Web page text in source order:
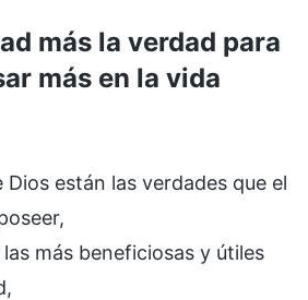
más la verdad para
más en la vida
Dios están las verdades que el
más beneficiosas y útiles